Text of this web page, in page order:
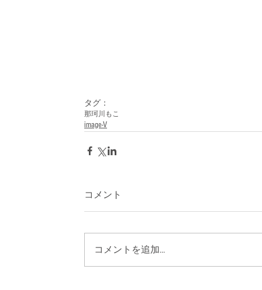
タグ：
那珂川もこ
image-V
コメント
コメントを追加…